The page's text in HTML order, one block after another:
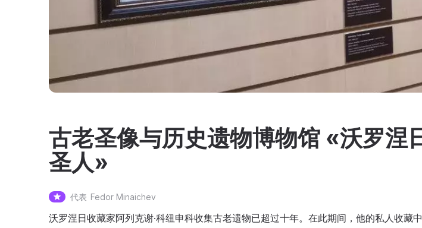
古老圣像与历史遗物博物馆 «沃罗涅
圣人»
代表 Fedor Minaichev
沃罗涅日收藏家阿列克谢·科纽申科收集古老遗物已超过十年。在此期间，他的私人收藏